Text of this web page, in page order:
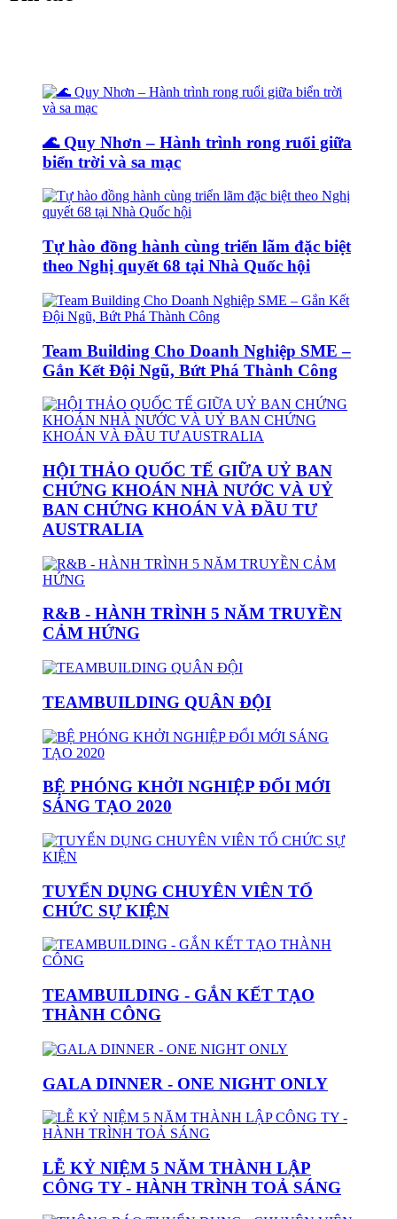
🌊 Quy Nhơn – Hành trình rong ruổi giữa
biển trời và sa mạc
Tự hào đồng hành cùng triển lãm đặc biệt
theo Nghị quyết 68 tại Nhà Quốc hội
Team Building Cho Doanh Nghiệp SME –
Gắn Kết Đội Ngũ, Bứt Phá Thành Công
HỘI THẢO QUỐC TẾ GIỮA UỶ BAN
CHỨNG KHOÁN NHÀ NƯỚC VÀ UỶ
BAN CHỨNG KHOÁN VÀ ĐẦU TƯ
AUSTRALIA
R&B - HÀNH TRÌNH 5 NĂM TRUYỀN
CẢM HỨNG
TEAMBUILDING QUÂN ĐỘI
BỆ PHÓNG KHỞI NGHIỆP ĐỔI MỚI
SÁNG TẠO 2020
TUYỂN DỤNG CHUYÊN VIÊN TỔ
CHỨC SỰ KIỆN
TEAMBUILDING - GẮN KẾT TẠO
THÀNH CÔNG
GALA DINNER - ONE NIGHT ONLY
LỄ KỶ NIỆM 5 NĂM THÀNH LẬP
CÔNG TY - HÀNH TRÌNH TOẢ SÁNG